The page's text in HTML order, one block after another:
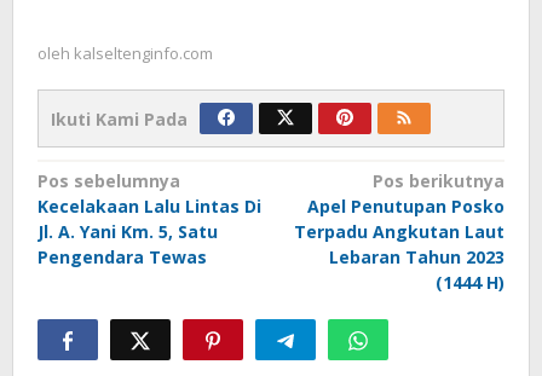
oleh kalseltenginfo.com
Ikuti Kami Pada
Navigasi
pos
Pos sebelumnya
Kecelakaan Lalu Lintas Di
Jl. A. Yani Km. 5, Satu
Pengendara Tewas
Pos berikutnya
Apel Penutupan Posko
Terpadu Angkutan Laut
Lebaran Tahun 2023
(1444 H)